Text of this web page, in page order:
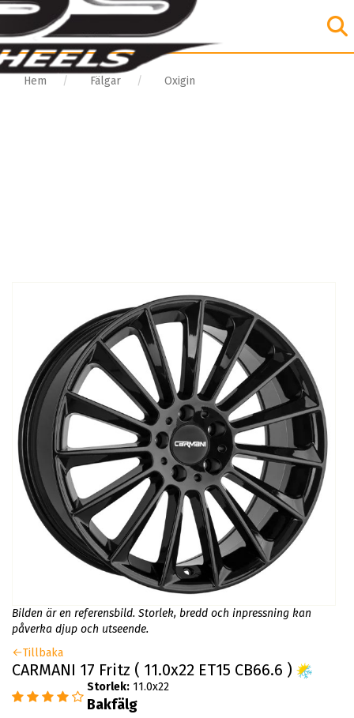
Hem Fälgar Oxigin
Bilden är en referensbild. Storlek, bredd och inpressning kan
påverka djup och utseende.
Tillbaka
CARMANI 17 Fritz ( 11.0x22 ET15 CB66.6 )
Storlek: 11.0x22
Bakfälg